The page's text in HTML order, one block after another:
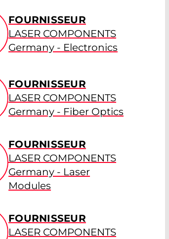
FOURNISSEUR
LASER COMPONENTS
Germany - Electronics
FOURNISSEUR
LASER COMPONENTS
Germany - Fiber Optics
FOURNISSEUR
LASER COMPONENTS
Germany - Laser
Modules
FOURNISSEUR
LASER COMPONENTS